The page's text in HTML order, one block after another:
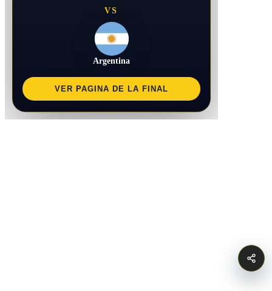
VS
Argentina
VER PAGINA DE LA FINAL